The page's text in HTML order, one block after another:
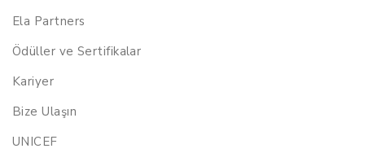
Ela Partners
Ödüller ve Sertifikalar
Kariyer
Bize Ulaşın
UNICEF